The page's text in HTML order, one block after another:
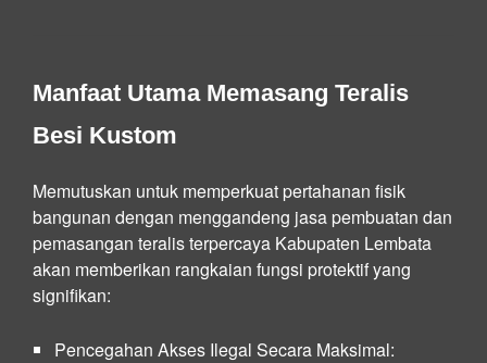
Manfaat Utama Memasang Teralis
Besi Kustom
Memutuskan untuk memperkuat pertahanan fisik
bangunan dengan menggandeng jasa pembuatan dan
pemasangan teralis terpercaya Kabupaten Lembata
akan memberikan rangkaian fungsi protektif yang
signifikan:
Pencegahan Akses Ilegal Secara Maksimal: